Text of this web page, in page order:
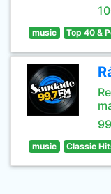
music Top 40 &
music Classic